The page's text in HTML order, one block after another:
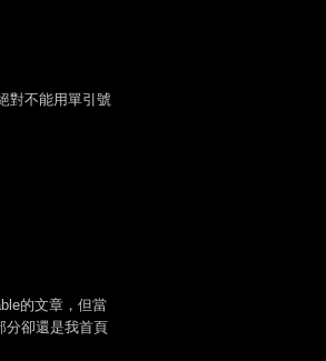
對不能用單引號
的文章，但當
分卻還是我首頁